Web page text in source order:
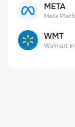
META
WMT
Walmart